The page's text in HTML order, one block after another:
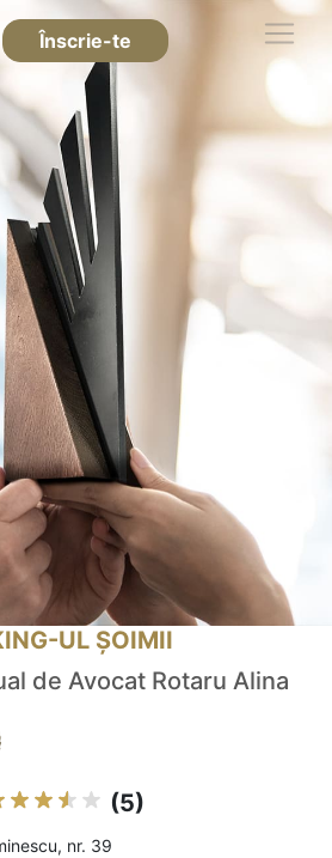
Înscrie-te
UL ȘOIMII
de Avocat Rotaru Alina
(5)
nr. 39